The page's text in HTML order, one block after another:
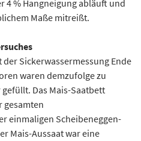
4 % Hangneigung abläuft und
Maße mitreißt.
Sickerwassermessung Ende
waren demzufolge zu
Das Mais-Saatbett
gesamten
einmaligen Scheibeneggen-
Mais-Aussaat war eine